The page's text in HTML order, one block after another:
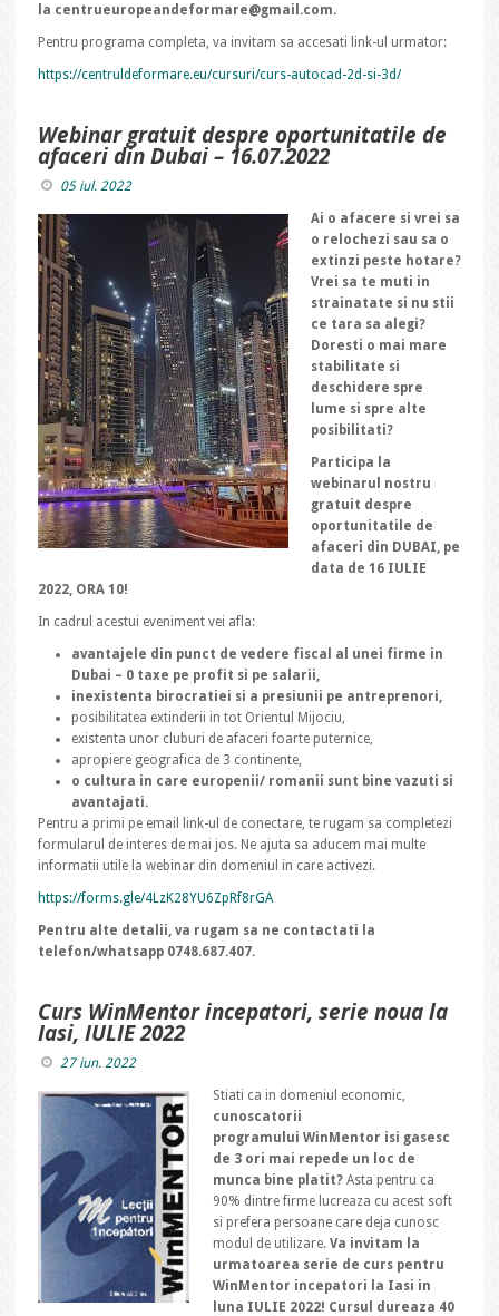
la centrueuropeandeformare@gmail.com.
Pentru programa completa, va invitam sa accesati link-ul urmator:
https://centruldeformare.eu/cursuri/curs-autocad-2d-si-3d/
Webinar gratuit despre oportunitatile de
afaceri din Dubai – 16.07.2022
05 iul. 2022
Ai o afacere si vrei sa
o relochezi sau sa o
extinzi peste hotare?
Vrei sa te muti in
strainatate si nu stii
ce tara sa alegi?
Doresti o mai mare
stabilitate si
deschidere spre
lume si spre alte
posibilitati?
Participa la
webinarul nostru
gratuit despre
oportunitatile de
afaceri din DUBAI, pe
data de 16 IULIE
2022, ORA 10!
In cadrul acestui eveniment vei afla:
avantajele din punct de vedere fiscal al unei firme in
Dubai – 0 taxe pe profit si pe salarii,
inexistenta birocratiei si a presiunii pe antreprenori,
posibilitatea extinderii in tot Orientul Mijociu,
existenta unor cluburi de afaceri foarte puternice,
apropiere geografica de 3 continente,
o cultura in care europenii/ romanii sunt bine vazuti si
avantajati.
Pentru a primi pe email link-ul de conectare, te rugam sa completezi
formularul de interes de mai jos. Ne ajuta sa aducem mai multe
informatii utile la webinar din domeniul in care activezi.
https://forms.gle/4LzK28YU6ZpRf8rGA
Pentru alte detalii, va rugam sa ne contactati la
telefon/whatsapp 0748.687.407.
Curs WinMentor incepatori, serie noua la
Iasi, IULIE 2022
27 iun. 2022
Stiati ca in domeniul economic,
cunoscatorii
programului WinMentor isi gasesc
de 3 ori mai repede un loc de
munca bine platit? Asta pentru ca
90% dintre firme lucreaza cu acest soft
si prefera persoane care deja cunosc
modul de utilizare. Va invitam la
urmatoarea serie de curs pentru
WinMentor incepatori la Iasi in
luna IULIE 2022! Cursul dureaza 40